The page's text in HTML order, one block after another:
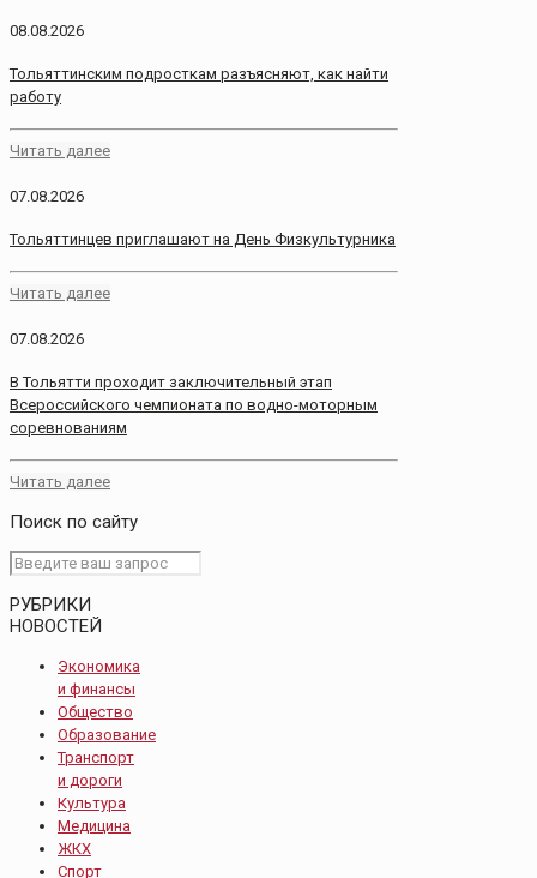
08.08.2026
Тольяттинским подросткам разъясняют, как найти
работу
Читать далее
07.08.2026
Тольяттинцев приглашают на День Физкультурника
Читать далее
07.08.2026
В Тольятти проходит заключительный этап
Всероссийского чемпионата по водно-моторным
соревнованиям
Читать далее
Поиск по сайту
РУБРИКИ
НОВОСТЕЙ
Экономика
и финансы
Общество
Образование
Транспорт
и дороги
Культура
Медицина
ЖКХ
Спорт